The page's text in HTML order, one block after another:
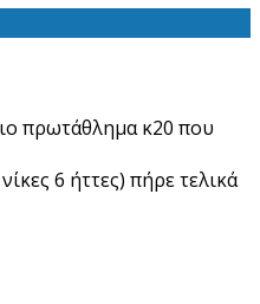
πρωτάθλημα κ20 που
6 ήττες) πήρε τελικά